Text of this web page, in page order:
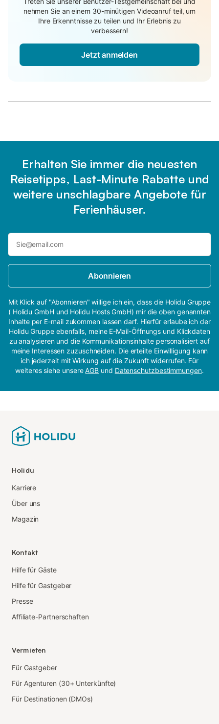
nehmen Sie an einem 30-minütigen Videoanruf teil, um
Ihre Erkenntnisse zu teilen und Ihr Erlebnis zu
verbessern!
Jetzt anmelden
Erhalten Sie immer die neuesten
Reisetipps, Last-Minute Rabatte und
weitere unschlagbare Angebote für
Ferienhäuser.
Abonnieren
Mit Klick auf "Abonnieren" willige ich ein, dass die Holidu Gruppe
( Holidu GmbH und Holidu Hosts GmbH) mir die oben genannten
Inhalte per E-mail zukommen lassen darf. Hierfür erlaube ich der
Holidu Gruppe ebenfalls, meine E-Mail-Öffnungs und Klickdaten
zu analysieren und die Kommunikationsinhalte personalisiert auf
meine Interessen zuzuschneiden. Die erteilte Einwilligung kann
ich jederzeit mit Wirkung auf die Zukunft widerrufen. Für
weiteres siehe unsereAGB und Datenschutzbestimmungen.
Holidu
Karriere
Über uns
Magazin
Kontakt
Hilfe für Gäste
Hilfe für Gastgeber
Presse
Affiliate-Partnerschaften
Vermieten
Für Gastgeber
Für Agenturen (30+ Unterkünfte)
Für Destinationen (DMOs)